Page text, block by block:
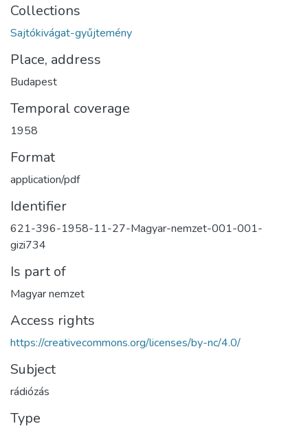
Collections
Sajtókivágat-gyűjtemény
Place, address
Budapest
Temporal coverage
1958
Format
application/pdf
Identifier
621-396-1958-11-27-Magyar-nemzet-001-001-
gizi734
Is part of
Magyar nemzet
Access rights
https://creativecommons.org/licenses/by-nc/4.0/
Subject
rádiózás
Type